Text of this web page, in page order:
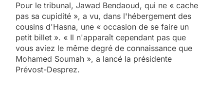
Pour le tribunal, Jawad Bendaoud, qui ne « cache
pas sa cupidité », a vu, dans l'hébergement des
cousins d'Hasna, une « occasion de se faire un
petit billet ». « Il n'apparaît cependant pas que
vous aviez le même degré de connaissance que
Mohamed Soumah », a lancé la présidente
Prévost-Desprez.